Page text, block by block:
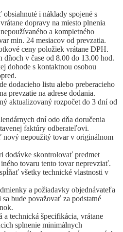
i náklady spojené s
dopravy na miesto plnenia
a kompletného
min. 24 mesiacov od prevzatia.
ceny položiek vrátane DPH.
v čase od 8.00 do 13.00 hod.
dohode s kontaktnou osobou
dodacieho listu alebo preberacieho
prevzatie na adrese dodania.
aktualizovaný rozpočet do 3 dní od
dní odo dňa doručenia
faktúry odberateľovi.
nový nepoužitý tovar v originálnom
dodávke skontrolovať predmet
tovaru tento tovar neprevziať.
všetky technické vlastnosti v
a požiadavky objednávateľa
bude považovať za podstatné
technická špecifikácia, vrátane
splnenie minimálnych